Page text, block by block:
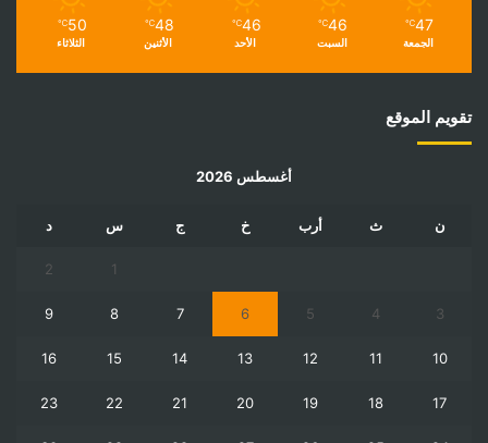
47
℃
الجمعة
46
℃
السبت
46
℃
الأحد
48
℃
الأثنين
50
℃
الثلاثاء
تقويم الموقع
أغسطس 2026
ن ث أرب خ ج س د
1
2
3
4
5
6
7
8
9
10
11
12
13
14
15
16
17
18
19
20
21
22
23